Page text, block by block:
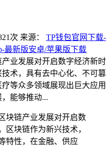
次 来源： TP钱包官网下载-
最新版安卓/苹果版下载
业发展对开启数字经济新时
术，具有去中心化、不可篡
等众多领域展现出巨大应用
能够推动...
块链产业发展对开启数
区块链作为新兴技术，
特性，在金融、供应